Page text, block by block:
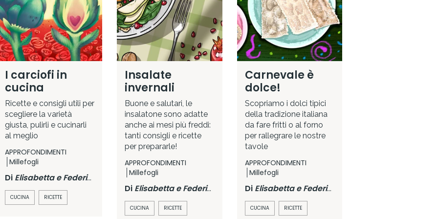
I carciofi in
cucina
Ricette e consigli utili per
scegliere la varietà
giusta, pulirli e cucinarli
al meglio
APPROFONDIMENTI
Millefogli
Di Elisabetta e Federica Pennacchioni
CUCINA RICETTE
Insalate
invernali
Buone e salutari, le
insalatone sono adatte
anche ai mesi più freddi:
tanti consigli e ricette
per prepararle!
APPROFONDIMENTI
Millefogli
Di Elisabetta e Federica Pennacchioni
CUCINA RICETTE
Carnevale è
dolce!
Scopriamo i dolci tipici
della tradizione italiana
da fare fritti o al forno
per rallegrare le nostre
tavole
APPROFONDIMENTI
Millefogli
Di Elisabetta e Federica Pennacchioni
CUCINA RICETTE